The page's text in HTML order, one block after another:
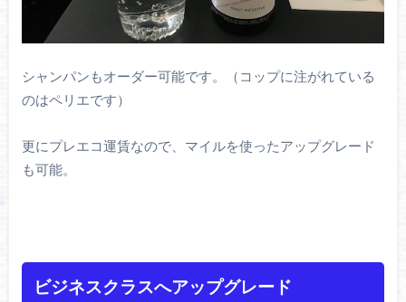
シャンパンもオーダー可能です。（コップに注がれている
のはペリエです）
更にプレエコ運賃なので、マイルを使ったアップグレード
も可能。
ビジネスクラスへアップグレード